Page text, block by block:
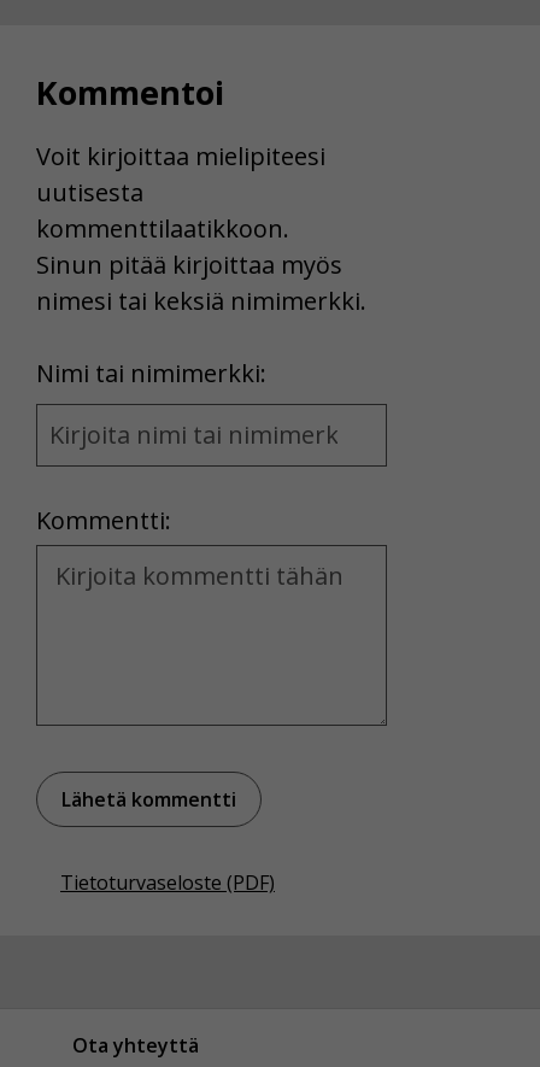
Kommentoi
Voit kirjoittaa mielipiteesi
uutisesta
kommenttilaatikkoon.
Sinun pitää kirjoittaa myös
nimesi tai keksiä nimimerkki.
Nimi tai nimimerkki:
Name
and
Kommentti:
Kommentti
Tietoturvaseloste (PDF)
Ota yhteyttä